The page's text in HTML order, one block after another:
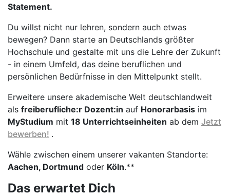
Statement.
Du willst nicht nur lehren, sondern auch etwas
bewegen? Dann starte an Deutschlands größter
Hochschule und gestalte mit uns die Lehre der Zukunft
- in einem Umfeld, das deine beruflichen und
persönlichen Bedürfnisse in den Mittelpunkt stellt.
Erweitere unsere akademische Welt deutschlandweit
als freiberufliche:r Dozent:in auf Honorarbasis im
MyStudium mit 18 Unterrichtseinheiten ab dem Jetzt
bewerben! .
Wähle zwischen einem unserer vakanten Standorte:
Aachen, Dortmund oder Köln.**
Das erwartet Dich